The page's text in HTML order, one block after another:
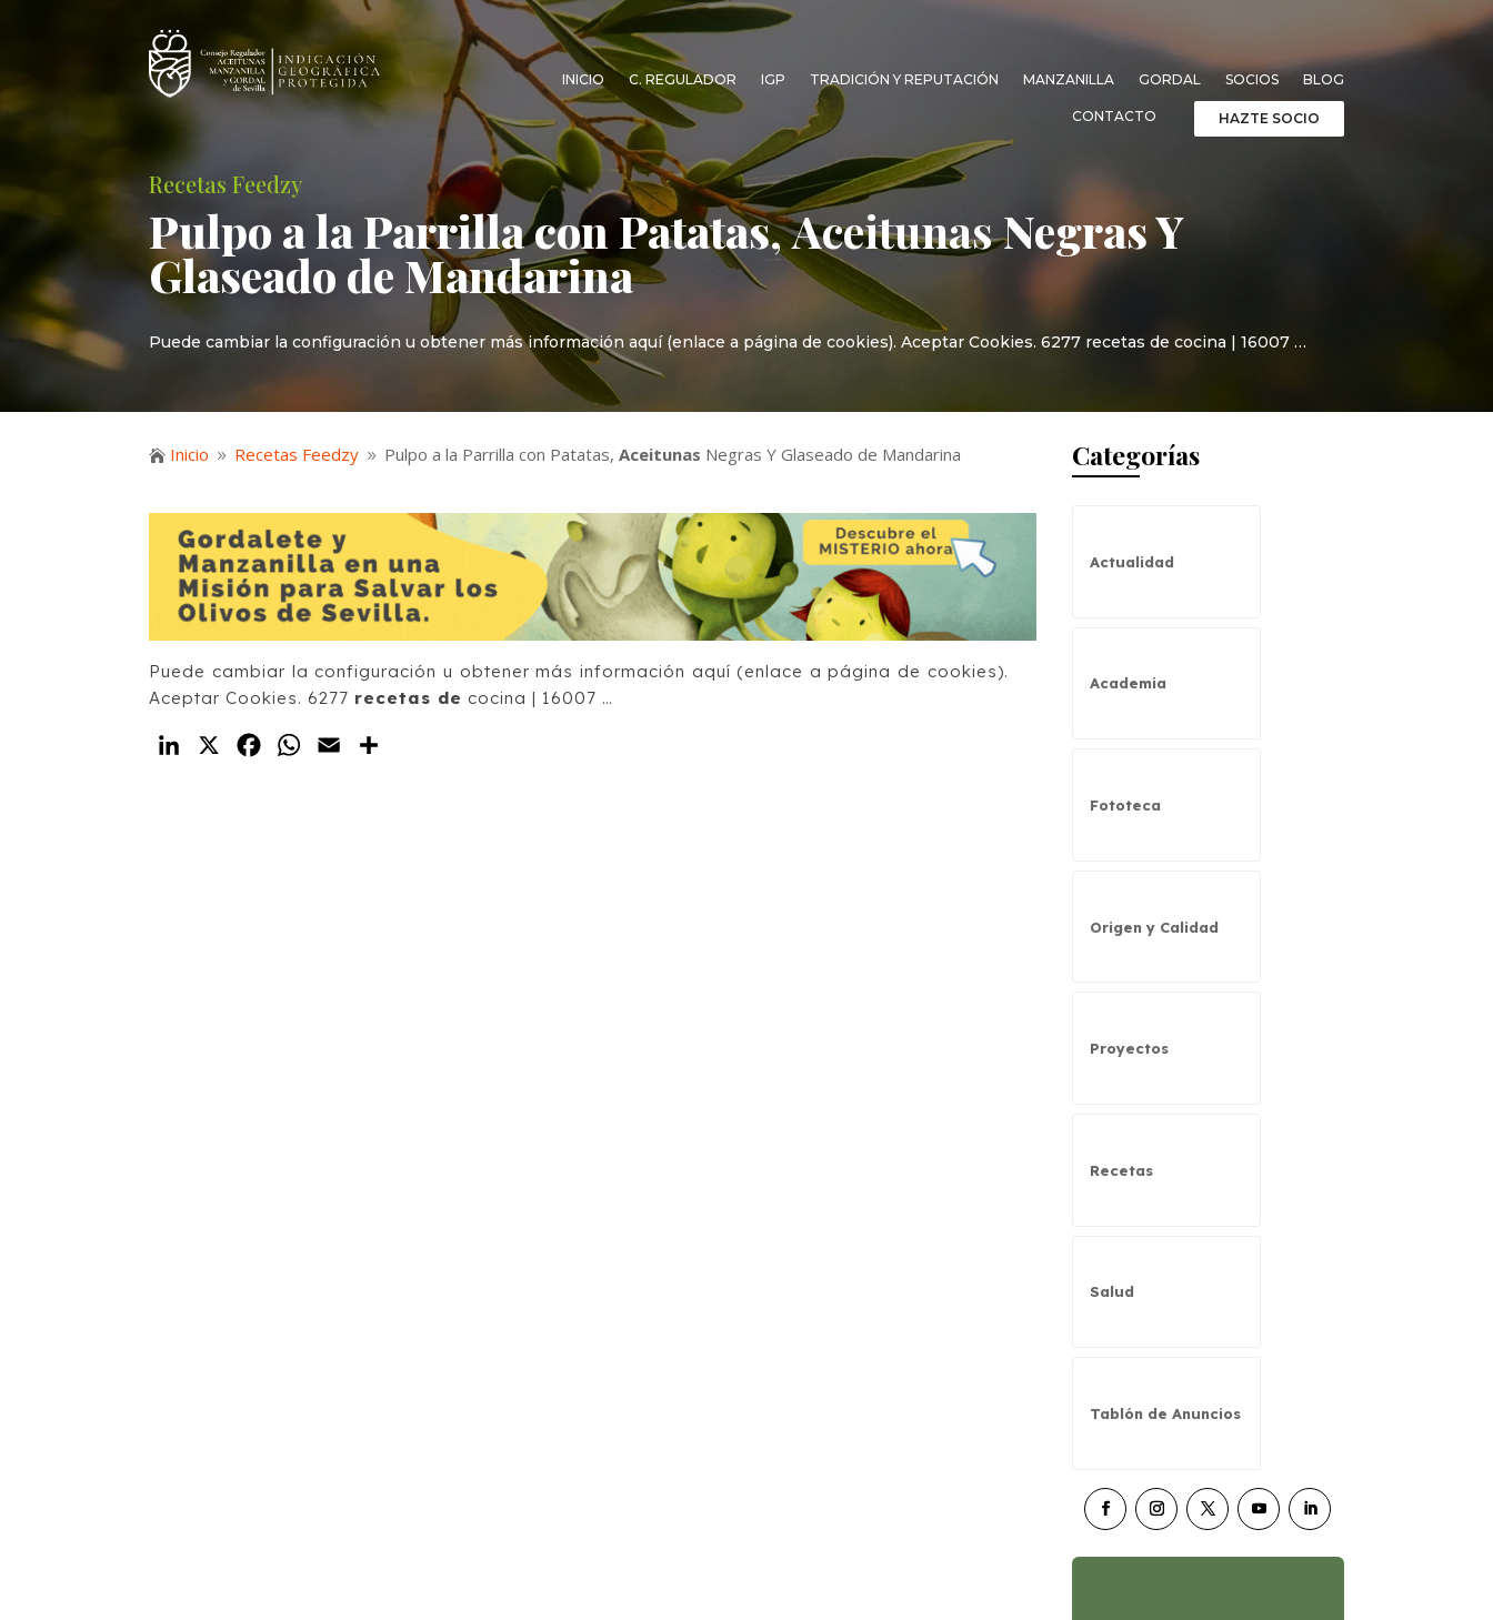
INICIO C. REGULADOR IGP TRADICIÓN Y REPUTACIÓN MANZANILLA GORDAL SOCIOS BLOG
CONTACTO HAZTE SOCIO
Recetas Feedzy
Pulpo a la Parrilla con Patatas,AceitunasNegras Y
Glaseado de Mandarina
Puede cambiar la configuración u obtener más información aquí (enlace a página de cookies). Aceptar Cookies. 6277 recetas de cocina | 16007 …
 Inicio 9 Recetas Feedzy 9 Pulpo a la Parrilla con Patatas,Aceitunas Negras Y Glaseado de Mandarina
Puede cambiar la configuración u obtener más información aquí (enlace a página de cookies).
Aceptar Cookies. 6277 recetas de cocina | 16007 …
LinkedIn
X FacebookWhatsApp
Email
Categorías
Actualidad
Academia
Fototeca
Origen y Calidad
Proyectos
Recetas
Salud
Tablón de Anuncios